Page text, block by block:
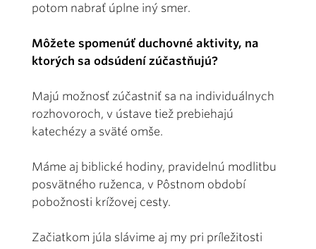
potom nabrať úplne iný smer.
Môžete spomenúť duchovné aktivity, na
ktorých sa odsúdení zúčastňujú?
Majú možnosť zúčastniť sa na individuálnych
rozhovoroch, v ústave tiež prebiehajú
katechézy a sväté omše.
Máme aj biblické hodiny, pravidelnú modlitbu
posvätného ruženca, v Pôstnom období
pobožnosti krížovej cesty.
Začiatkom júla slávime aj my pri príležitosti